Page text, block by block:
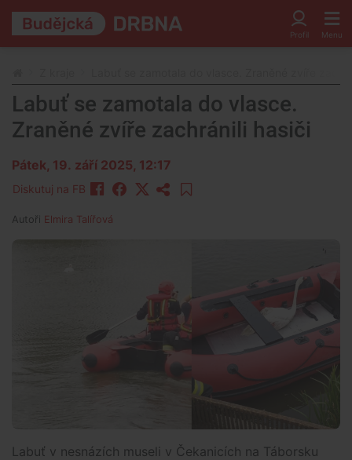
Labuť se zamotala do vlasce.
Zraněné zvíře zachránili hasiči
Pátek, 19. září 2025, 12:17
Diskutuj na FB
Autoři Elmira Talířová
Labuť v nesnázích museli v Čekanicích na Táborsku